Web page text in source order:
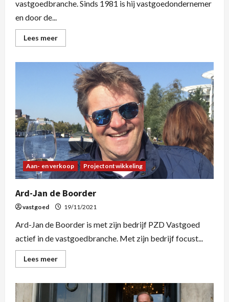
vastgoedbranche. Sinds 1981 is hij vastgoedondernemer
en door de...
Lees meer
Aan- en verkoop Projectontwikkeling
Ard-Jan de Boorder
vastgoed 19/11/2021
Ard-Jan de Boorder is met zijn bedrijf PZD Vastgoed
actief in de vastgoedbranche. Met zijn bedrijf focust...
Lees meer